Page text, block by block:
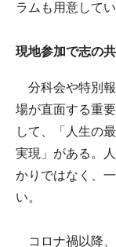
ラムも用意してい
現地参加で志の
分科会や特別報
場が直面する重
して、「人生の
実現」がある。
かりではなく、
い。
コロナ禍以降、